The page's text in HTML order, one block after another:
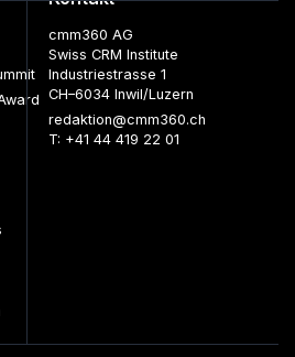
cmm360 AG
Swiss CRM Institute
Industriestrasse 1
CH–6034 Inwil/Luzern
redaktion@cmm360.ch
T: +41 44 419 22 01